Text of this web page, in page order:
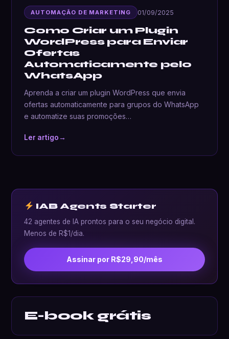
AUTOMAÇÃO DE MARKETING 01/09/2025
Como Criar um Plugin
WordPress para Enviar
Ofertas
Automaticamente pelo
WhatsApp
Aprenda a criar um plugin WordPress que envia
ofertas automaticamente para grupos do WhatsApp
e automatize suas promoções…
Ler artigo→
IAB Agents Starter
42 agentes de IA prontos para o seu negócio digital.
Menos de R$1/dia.
Assinar por R$29,90/mês
E-book grátis